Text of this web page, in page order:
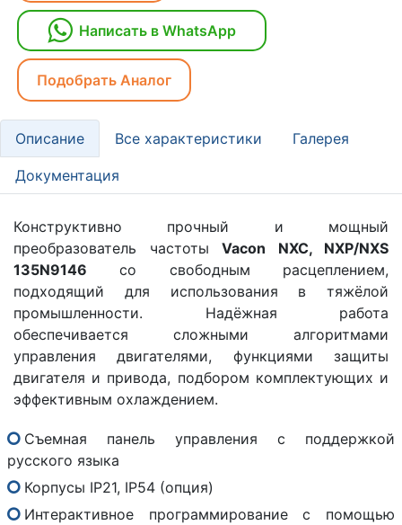
Написать в WhatsApp
Подобрать Аналог
Описание Все характеристики Галерея
Документация
Конструктивно прочный и мощный
преобразователь частоты Vacon NXC, NXP/NXS
135N9146 со свободным расцеплением,
подходящий для использования в тяжёлой
промышленности. Надёжная работа
обеспечивается сложными алгоритмами
управления двигателями, функциями защиты
двигателя и привода, подбором комплектующих и
эффективным охлаждением.
Съемная панель управления с поддержкой
русского языка
Корпусы IP21, IP54 (опция)
Интерактивное программирование с помощью